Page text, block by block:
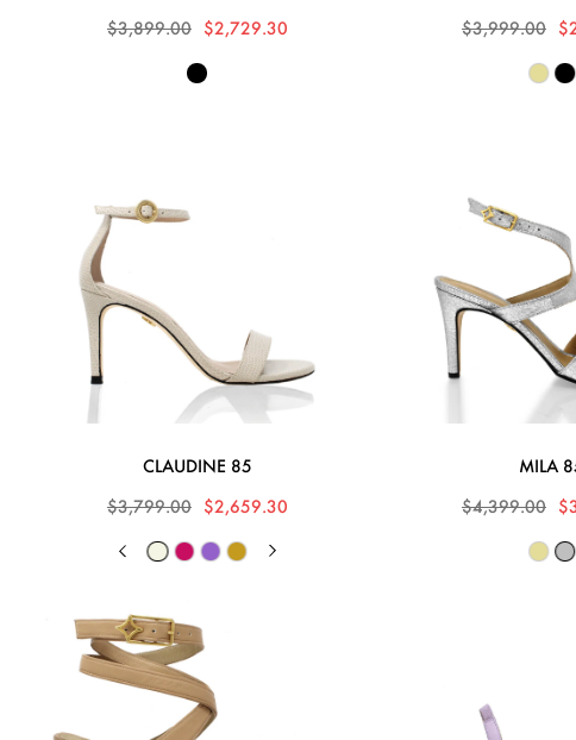
$3,899.00 $2,729.30
$3,999.00
CLAUDINE 85
$3,799.00 $2,659.30
MILA
$4,399.00